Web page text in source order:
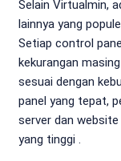
Selain Virtualmin,
lainnya yang
Setiap control
kekurangan
sesuai dengan
panel yang tepat,
server dan
yang tinggi .